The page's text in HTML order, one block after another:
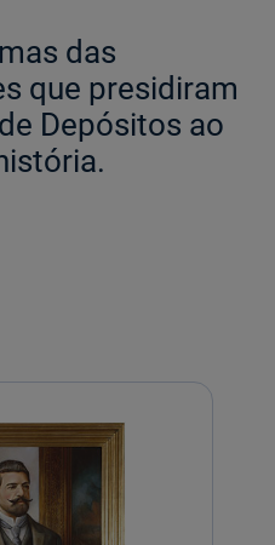
das
que presidiram
Depósitos ao